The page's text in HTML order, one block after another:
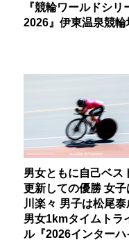
『競輪ワールドシリ
2026』伊東温泉競輪
男女ともに自己ベス
更新しての優勝 女子
川楽々 男子は松尾泰
男女1kmタイムトラ
ル『2026インターハ